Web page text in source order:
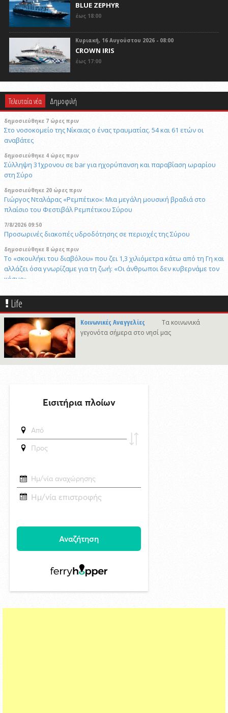
BLUE ZEPHYR
έως 18:00
Κυριακή, 16 Αυγούστου 2026 - 08:00
CROWN IRIS
έως 17:00
Τελευταία νέα Δημοφιλή
δημοσιεύθηκε 7 ώρες πριν
Στο νοσοκομείο της Νίκαιας ο ένας τραυματίας. 54 και 61 ετών οι
αναβάτες
δημοσιεύθηκε 4 ώρες πριν
Σύλληψη 31χρονου σε bar για ηχορύπανση και παραβίαση ωραρίου
στη Σύρο
δημοσιεύθηκε 20 ώρες πριν
Γιώργος Νταλάρας «Ρεμπέτικο»: Μια μεγάλη μουσική βραδιά στο
πλαίσιο του Φεστιβάλ Ρεμπέτικου Σύρου
7/8/2026 09:50
Προσωρινές διακοπές υδροδότησης σε περιοχές της Σύρου
δημοσιεύθηκε 8 ώρες πριν
Το «σκουλήκι του διαβόλου» που ζει 1,3 χιλιόμετρα κάτω από τη Γη και
αλλάζει όσα γνωρίζαμε για τη ζωή: «Οι άνθρωποι δεν κυβερνάμε τον
κόσμο»
δημοσιεύθηκε 8 ώρες πριν
Επανεκλογή του Αθ. Κουσαθανά - Μέγα στη θέση του Προέδρου του
Λιμενικού Ταμείου Μυκόνου
6/8/2026 22:03
Καλλιτέχνες από τη Σύρο, την Ελβετία και την Ιαπωνία συναντιούνται
στην Άνω Σύρο
29/4/2026 18:53
δημοσιεύθηκε 24 ώρες πριν
Superbet Κύπελλο Ελλάδας: Την Δευτέρα 24 Αυγούστου ο αγώνας
7/8/2026 08:34
Δράση ενημέρωσης ασφαλούς κολύμβησης και πρόληψης των
πνιγμών από το Τμήμα Τουρισμού του Δήμου Σύρου–Ερμούπολης
Life
Κοινωνικές Αναγγελίες
Τα κοινωνικά
γεγονότα σήμερα στο νησί μας